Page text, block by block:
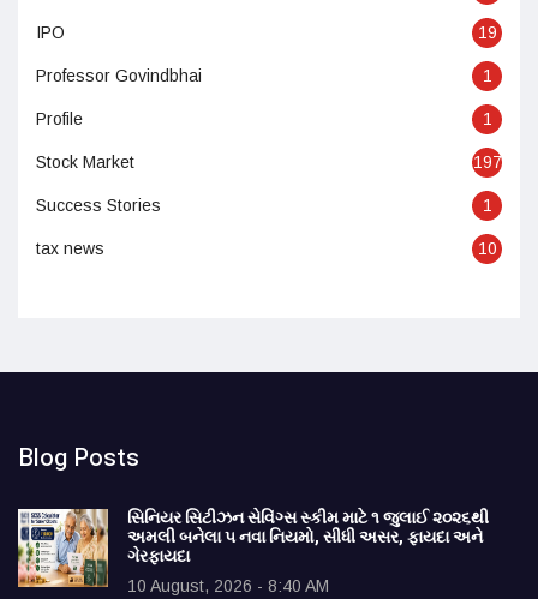
IPO 19
Professor Govindbhai 1
Profile 1
Stock Market 197
Success Stories 1
tax news 10
Blog Posts
સિનિયર સિટીઝન સેવિંગ્સ સ્કીમ માટે ૧ જુલાઈ ૨૦૨૬થી
અમલી બનેલા ૫ નવા નિયમો, સીધી અસર, ફાયદા અને
ગેરફાયદા
10 August, 2026 - 8:40 AM